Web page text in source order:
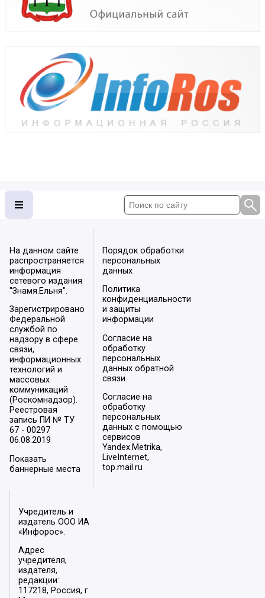
На данном сайте
распространяется
информация
сетевого издания
"Знамя.Ельня".
Зарегистрировано
Федеральной
службой по
надзору в сфере
связи,
информационных
технологий и
массовых
коммуникаций
(Роскомнадзор).
Реестровая
запись ПИ № ТУ
67 - 00297
06.08.2019
Показать
баннерные места
Порядок обработки
персональных
данных
Политика
конфиденциальности
и защиты
информации
Согласие на
обработку
персональных
данных обратной
связи
Согласие на
обработку
персональных
данных с помощью
сервисов
Yandex.Metrika,
LiveInternet,
top.mail.ru
Учредитель и
издатель ООО ИА
«Инфорос».
Адрес
учредителя,
издателя,
редакции:
117218, Россия, г.